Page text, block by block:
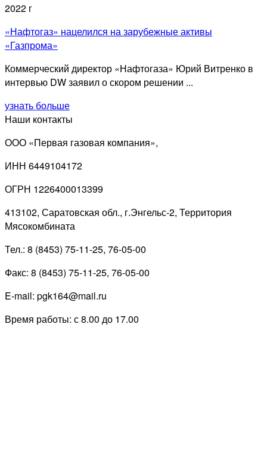
2022 г
«Нафтогаз» нацелился на зарубежные активы
«Газпрома»
Коммерческий директор «Нафтогаза» Юрий Витренко в
интервью DW заявил о скором решении ...
узнать больше
Наши контакты
ООО «Первая газовая компания»,
ИНН 6449104172
ОГРН 1226400013399
413102, Саратовская обл., г.Энгельс-2, Территория
Мясокомбината
Тел.: 8 (8453) 75-11-25, 76-05-00
Факс: 8 (8453) 75-11-25, 76-05-00
E-mail: pgk164@mail.ru
Время работы: с 8.00 до 17.00